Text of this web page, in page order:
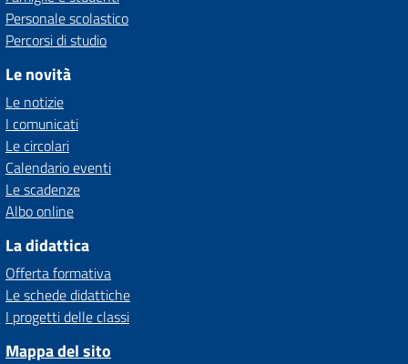
Personale scolastico
Percorsi di studio
Le novità
Le notizie
I comunicati
Le circolari
Calendario eventi
Le scadenze
Albo online
La didattica
Offerta formativa
Le schede didattiche
I progetti delle classi
Mappa del sito